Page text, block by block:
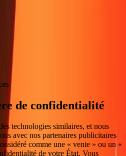
de confidentialité
technologies similaires, et nous
avec nos partenaires publicitaires
comme une « vente » ou un «
de votre État. Vous